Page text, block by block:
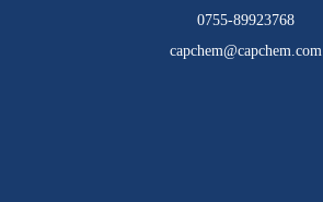
0755-89923768
capchem@capchem.com